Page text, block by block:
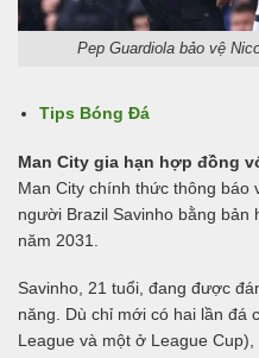
Pep Guardiola bảo vệ
Tips Bóng Đá
Man City gia hạn hợp đồng
Man City chính thức thông báo
người Brazil Savinho bằng
năm 2031.
Savinho, 21 tuổi, đang được
năng. Dù chỉ mới có hai lần đá
League và một ở League